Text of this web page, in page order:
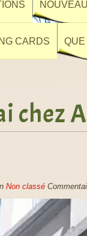
CARDS
chez
Non classé